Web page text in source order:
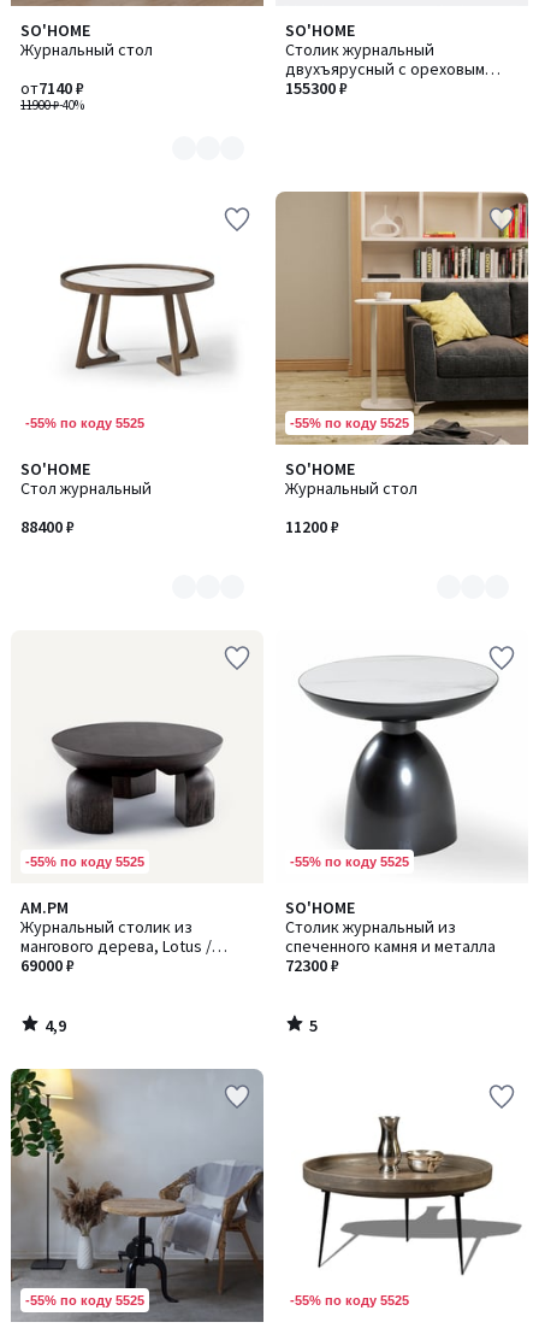
SO'HOME
Журнальный стол
11900 ₽-40%
от7140 ₽
Количество
цветов:
SO'HOME
Cтолик журнальный
двухъярусный с ореховым
основанием и столешницей из
155300 ₽
-55% по коду 5525
SO'HOME
Стол журнальный
88400 ₽
Количество
цветов:
2
-55% по коду 5525
SO'HOME
Журнальный стол
11200 ₽
Количество
цветов:
2
-55% по коду 5525
AM.PM
Журнальный столик из
мангового дерева, Lotus /
Лотус
69000 ₽
4,9
/ 5
4,9
/
-55% по коду 5525
SO'HOME
Столик журнальный из
спеченного камня и металла
72300 ₽
5
/
5
5
/
-55% по коду 5525 -55% по коду 5525